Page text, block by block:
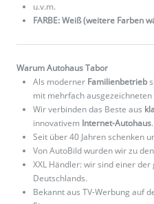
u.v.m.
FARBE: Weiß (weitere Farben
Warum Autohaus Tabor
Als moderner Familienbetrieb
mit mehrfach
Wir verbinden das Beste aus
innovativem Internet-Autohaus.
Seit über 40 Jahren schenken
Von AutoBild wurden wir zu
XXL Händler: wir sind einer
Deutschlands.
Bekannt aus TV-Werbung auf